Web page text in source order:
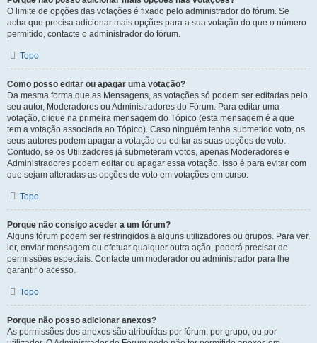
O limite de opções das votações é fixado pelo administrador do fórum. Se
acha que precisa adicionar mais opções para a sua votação do que o número
permitido, contacte o administrador do fórum.
Topo
Como posso editar ou apagar uma votação?
Da mesma forma que as Mensagens, as votações só podem ser editadas pelo
seu autor, Moderadores ou Administradores do Fórum. Para editar uma
votação, clique na primeira mensagem do Tópico (esta mensagem é a que
tem a votação associada ao Tópico). Caso ninguém tenha submetido voto, os
seus autores podem apagar a votação ou editar as suas opções de voto.
Contudo, se os Utilizadores já submeteram votos, apenas Moderadores e
Administradores podem editar ou apagar essa votação. Isso é para evitar com
que sejam alteradas as opções de voto em votações em curso.
Topo
Porque não consigo aceder a um fórum?
Alguns fórum podem ser restringidos a alguns utilizadores ou grupos. Para ver,
ler, enviar mensagem ou efetuar qualquer outra ação, poderá precisar de
permissões especiais. Contacte um moderador ou administrador para lhe
garantir o acesso.
Topo
Porque não posso adicionar anexos?
As permissões dos anexos são atribuídas por fórum, por grupo, ou por